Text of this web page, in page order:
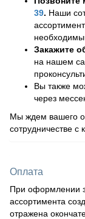
39. Наши
Закажите
на нашем
Вы также
через
Мы ждем вашего
сотрудничестве
Оплата
При оформлении
ассортимента
отражена